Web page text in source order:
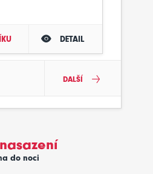
DETAIL
DALŠÍ
do noci